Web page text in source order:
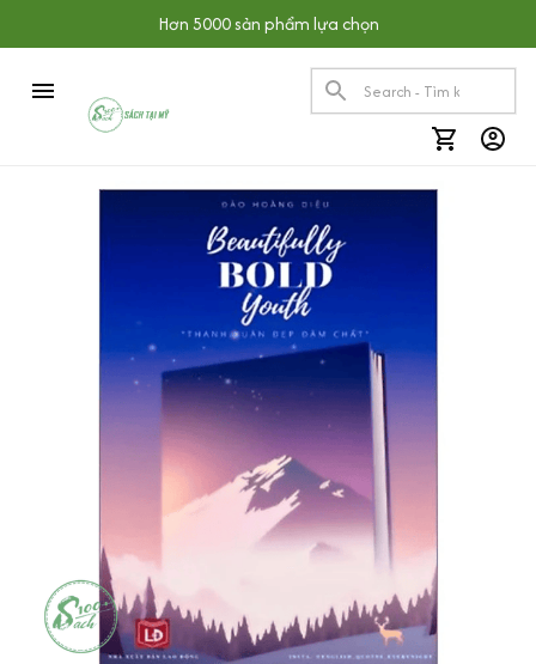
Hơn 5000 sản phẩm lựa chọn